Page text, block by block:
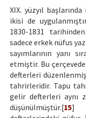
XIX. yüzyıl
ikisi de
1830-1831
sadece erkek nüfus
sayımlarının yanı
etmiştir. Bu
defterleri
tahrirleridir. Tapu
gelir defterleri aynı
düşünülmüştür.[15]